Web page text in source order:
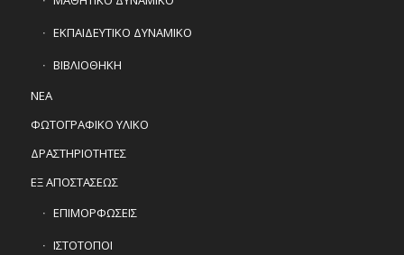
ΕΚΠΑΙΔΕΥΤΙΚΟ ΔΥΝΑΜΙΚΟ
ΒΙΒΛΙΟΘΗΚΗ
ΝΕΑ
ΦΩΤΟΓΡΑΦΙΚΟ ΥΛΙΚΟ
ΔΡΑΣΤΗΡΙΟΤΗΤΕΣ
ΕΞ ΑΠΟΣΤΑΣΕΩΣ
ΕΠΙΜΟΡΦΩΣΕΙΣ
ΙΣΤΟΤΟΠΟΙ